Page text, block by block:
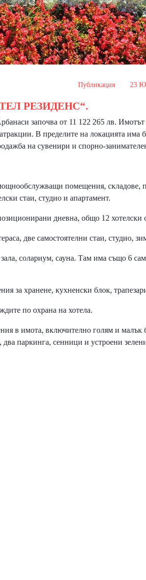
Публикация 23
РЕЗИДЕНС“.
започва от 11 122 265 лв.
В пределите на локацията има
на сувенири и спорно-
помещения, складове,
стаи, студио и апартамент.
дневна, общо 12 хотелски
две самостоятелни стаи, студио,
солариум, сауна. Там има също 6
за хранене, кухненски блок,
по охрана на хотела.
в имота, включително голям и малък
паркинга, сенници и устроени